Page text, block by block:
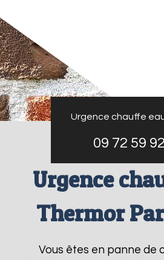
Urgence chauffe
09 72 59
Urgence
Thermor
Vous êtes en panne de